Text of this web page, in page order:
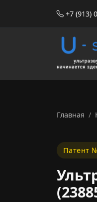
+7 (913)
Главная
Патент